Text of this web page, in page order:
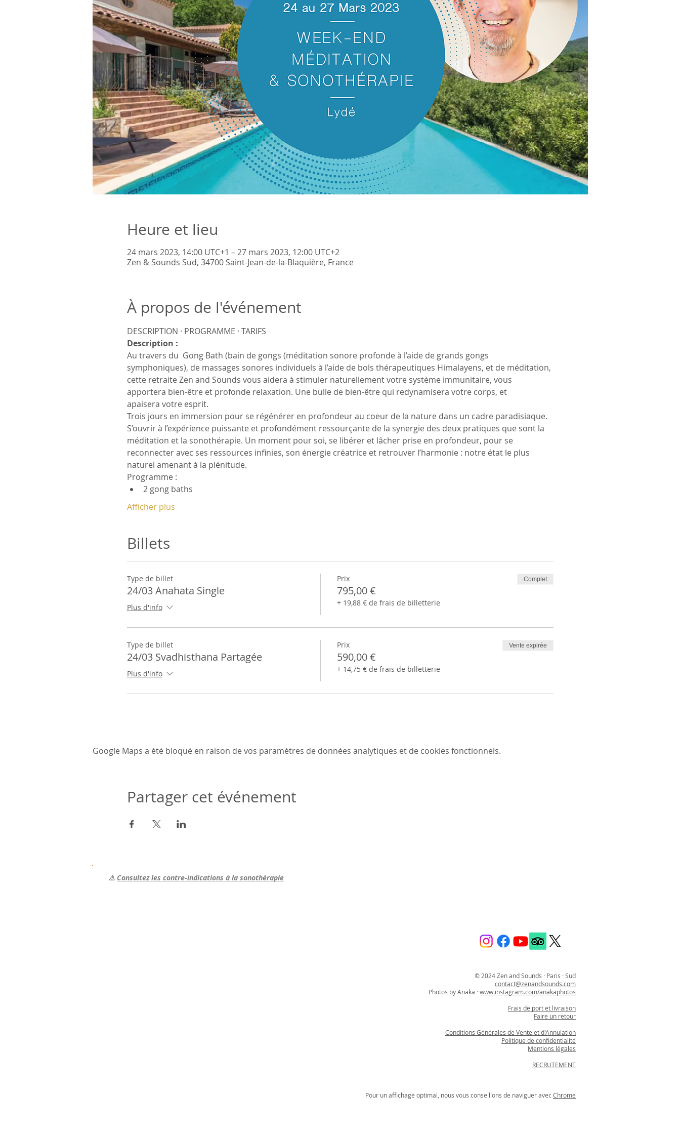
Heure et lieu
24 mars 2023, 14:00 UTC+1 – 27 mars 2023, 12:00 UTC+2
Zen & Sounds Sud, 34700 Saint-Jean-de-la-Blaquière, France
À propos de l'événement
DESCRIPTION · PROGRAMME · TARIFS
Description :
Au travers du  Gong Bath (bain de gongs (méditation sonore profonde à l’aide de grands gongs
symphoniques), de massages sonores individuels à l’aide de bols thérapeutiques Himalayens, et de méditation,
cette retraite Zen and Sounds vous aidera à stimuler naturellement votre système immunitaire, vous
apportera bien-être et profonde relaxation. Une bulle de bien-être qui redynamisera votre corps, et
apaisera votre esprit.
Trois jours en immersion pour se régénérer en profondeur au coeur de la nature dans un cadre paradisiaque.
S’ouvrir à l’expérience puissante et profondément ressourçante de la synergie des deux pratiques que sont la
méditation et la sonothérapie. Un moment pour soi, se libérer et lâcher prise en profondeur, pour se
reconnecter avec ses ressources infinies, son énergie créatrice et retrouver l’harmonie : notre état le plus
naturel amenant à la plénitude.
Programme :
2 gong baths
Afficher plus
Billets
Type de billet
24/03 Anahata Single
Plus d'info
Prix
795,00 €
+ 19,88 € de frais de billetterie
Complet
Type de billet
24/03 Svadhisthana Partagée
Plus d'info
Prix
590,00 €
+ 14,75 € de frais de billetterie
Vente expirée
Google Maps a été bloqué en raison de vos paramètres de données analytiques et de cookies fonctionnels.
Partager cet événement
⚠️ Consultez les contre-indications à la sonothérapie
© 2024 Zen and Sounds · Paris · Sud
contact@zenandsounds.com
Photos by Anaka ·www.instagram.com/anakaphotos
Frais de port et livraison
Faire un retour
Conditions Générales de Vente et d'Annulation
Politique de confidentialité
Mentions légales
RECRUTEMENT
Pour un affichage optimal, nous vous conseillons de naviguer avecChrome